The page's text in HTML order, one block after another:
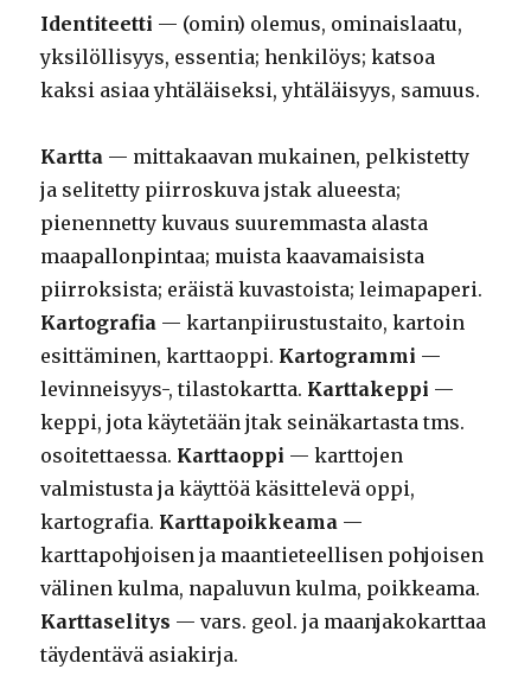
Identiteetti — (omin) olemus, ominaislaatu,
yksilöllisyys, essentia; henkilöys; katsoa
kaksi asiaa yhtäläiseksi, yhtäläisyys, samuus.
Kartta — mittakaavan mukainen, pelkistetty
ja selitetty piirroskuva jstak alueesta;
pienennetty kuvaus suuremmasta alasta
maapallonpintaa; muista kaavamaisista
piirroksista; eräistä kuvastoista; leimapaperi.
Kartografia — kartanpiirustustaito, kartoin
esittäminen, karttaoppi. Kartogrammi —
levinneisyys-, tilastokartta. Karttakeppi —
keppi, jota käytetään jtak seinäkartasta tms.
osoitettaessa. Karttaoppi — karttojen
valmistusta ja käyttöä käsittelevä oppi,
kartografia. Karttapoikkeama —
karttapohjoisen ja maantieteellisen pohjoisen
välinen kulma, napaluvun kulma, poikkeama.
Karttaselitys — vars. geol. ja maanjakokarttaa
täydentävä asiakirja.